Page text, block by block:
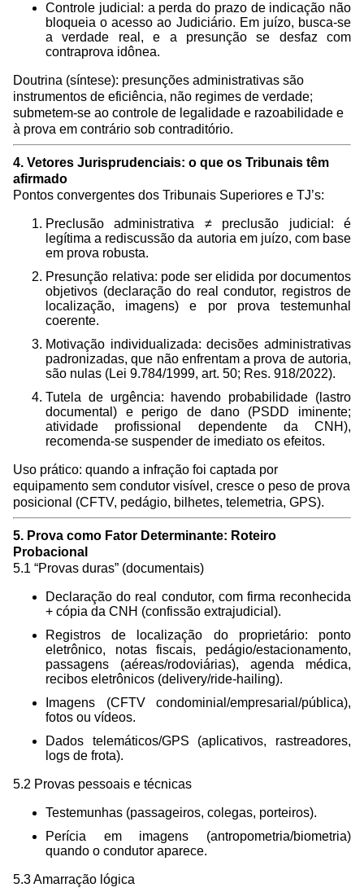
Controle judicial: a perda do prazo de indicação não
bloqueia o acesso ao Judiciário. Em juízo, busca-se
a verdade real, e a presunção se desfaz com
contraprova idônea.
Doutrina (síntese): presunções administrativas são
instrumentos de eficiência, não regimes de verdade;
submetem-se ao controle de legalidade e razoabilidade e
à prova em contrário sob contraditório.
4. Vetores Jurisprudenciais: o que os Tribunais têm
afirmado
Pontos convergentes dos Tribunais Superiores e TJ’s:
Preclusão administrativa ≠ preclusão judicial: é
legítima a rediscussão da autoria em juízo, com base
em prova robusta.
Presunção relativa: pode ser elidida por documentos
objetivos (declaração do real condutor, registros de
localização, imagens) e por prova testemunhal
coerente.
Motivação individualizada: decisões administrativas
padronizadas, que não enfrentam a prova de autoria,
são nulas (Lei 9.784/1999, art. 50; Res. 918/2022).
Tutela de urgência: havendo probabilidade (lastro
documental) e perigo de dano (PSDD iminente;
atividade profissional dependente da CNH),
recomenda-se suspender de imediato os efeitos.
Uso prático: quando a infração foi captada por
equipamento sem condutor visível, cresce o peso de prova
posicional (CFTV, pedágio, bilhetes, telemetria, GPS).
5. Prova como Fator Determinante: Roteiro
Probacional
5.1 “Provas duras” (documentais)
Declaração do real condutor, com firma reconhecida
+ cópia da CNH (confissão extrajudicial).
Registros de localização do proprietário: ponto
eletrônico, notas fiscais, pedágio/estacionamento,
passagens (aéreas/rodoviárias), agenda médica,
recibos eletrônicos (delivery/ride-hailing).
Imagens (CFTV condominial/empresarial/pública),
fotos ou vídeos.
Dados telemáticos/GPS (aplicativos, rastreadores,
logs de frota).
5.2 Provas pessoais e técnicas
Testemunhas (passageiros, colegas, porteiros).
Perícia em imagens (antropometria/biometria)
quando o condutor aparece.
5.3 Amarração lógica